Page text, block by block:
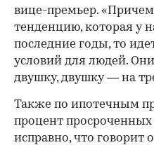
вице-премьер.
тенденцию, которая у
последние годы, то
условий для людей.
двушку, двушку — на
Также по ипотечным
процент
исправно, что говорит